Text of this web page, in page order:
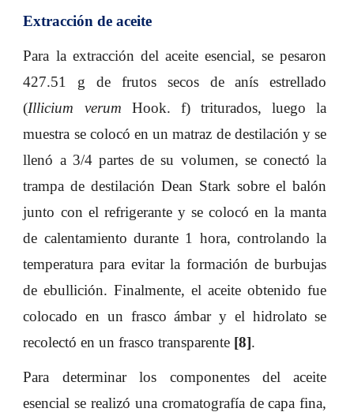
Extracción de aceite
Para la extracción del aceite esencial, se pesaron
427.51 g de frutos secos de anís estrellado
(Illicium verum Hook. f) triturados, luego la
muestra se colocó en un matraz de destilación y se
llenó a 3/4 partes de su volumen, se conectó la
trampa de destilación Dean Stark sobre el balón
junto con el refrigerante y se colocó en la manta
de calentamiento durante 1 hora, controlando la
temperatura para evitar la formación de burbujas
de ebullición. Finalmente, el aceite obtenido fue
colocado en un frasco ámbar y el hidrolato se
recolectó en un frasco transparente [8].
Para determinar los componentes del aceite
esencial se realizó una cromatografía de capa fina,